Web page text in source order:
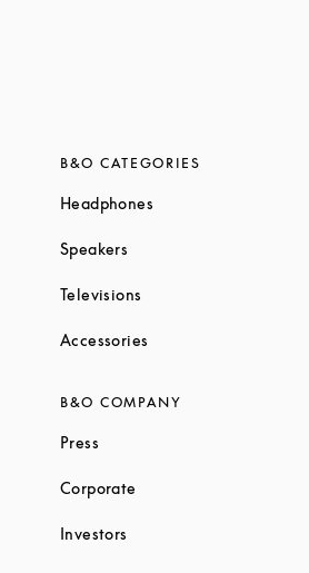
B&O CATEGORIES
Headphones
Speakers
Televisions
Accessories
in New Tab
in New Tab
in New Tab
B&O COMPANY
Press
Corporate
Investors